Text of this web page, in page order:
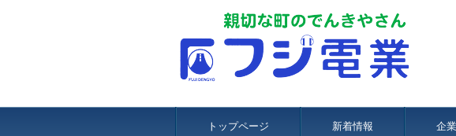
トップページ 新着情報 企